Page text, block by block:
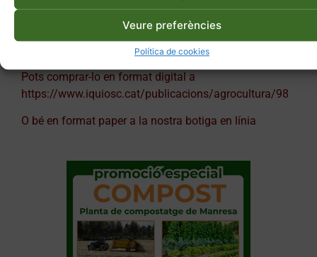
Veure preferències
Política de cookies
Aquest article encara no està tot disponible al nostre
Pots comprar-lo en format digital a
https://www.iquiosc.cat/publicacions/agrocultura/98
O bé en format paper a la nostra botiga en línia